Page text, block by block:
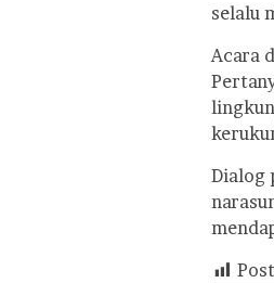
selalu
Acara
Dialog